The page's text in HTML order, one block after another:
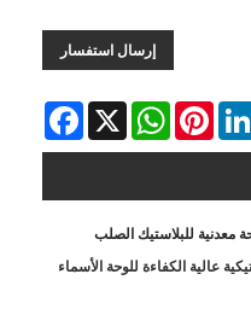
إرسال استفسار
Facebook X
WhatsAppPinterest
معدنية للبلاستيك الصلب
عالية الكفاءة للوحة الأسماء